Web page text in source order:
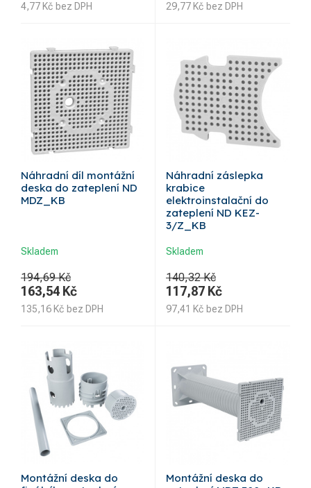
4,77 Kč bez DPH 29,77 Kč bez DPH
Náhradní díl montážní
deska do zateplení ND
MDZ_KB
Skladem
194,69 Kč
163,54 Kč
135,16 Kč bez DPH
Náhradní záslepka
krabice
elektroinstalační do
zateplení ND KEZ-
3/Z_KB
Skladem
140,32 Kč
117,87 Kč
97,41 Kč bez DPH
Montážní deska do
Montážní deska do